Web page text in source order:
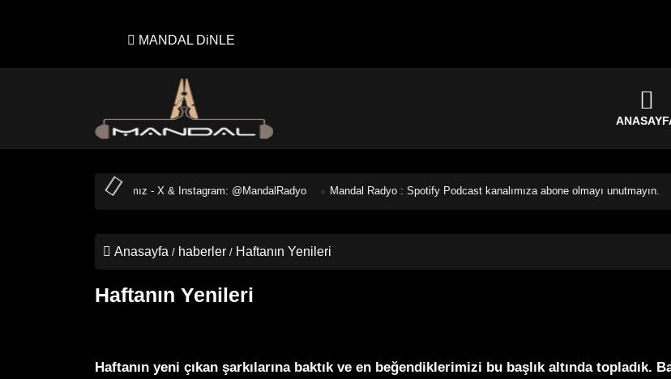
MANDAL DiNLE
Medya Hesaplarımız - X & Instagram: @MandalRadyo Mandal Radyo : Spotify Podcast kanalımıza abone olmayı unutmayın.
Anasayfa haberler Haftanın Yenileri
Haftanın Yenileri
Haftanın yeni çıkan şarkılarına baktık ve en beğendiklerimizi bu başlık altında topladık.